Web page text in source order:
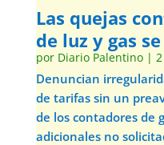
Las quejas
de luz y gas
por Diario Palentino|
Denuncian
de tarifas sin un
de los contadores de
adicionales no